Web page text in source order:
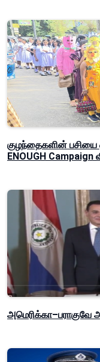
குழந்தைகளின் பசியை
ENOUGH Campaign